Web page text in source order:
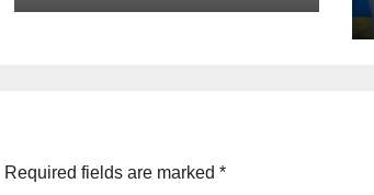
ጉዳዮች ቋሚ ኮሚቴ
Required fields are marked *